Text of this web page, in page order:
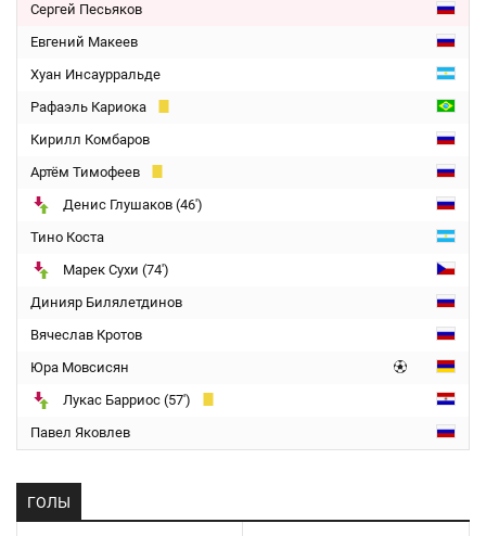
Сергей Песьяков
Евгений Макеев
Хуан Инсаурральде
Рафаэль Кариока
Кирилл Комбаров
Артём Тимофеев
Денис Глушаков (46')
Тино Коста
Марек Сухи (74')
Динияр Билялетдинов
Вячеслав Кротов
Юра Мовсисян
Лукас Барриос (57')
Павел Яковлев
ГОЛЫ